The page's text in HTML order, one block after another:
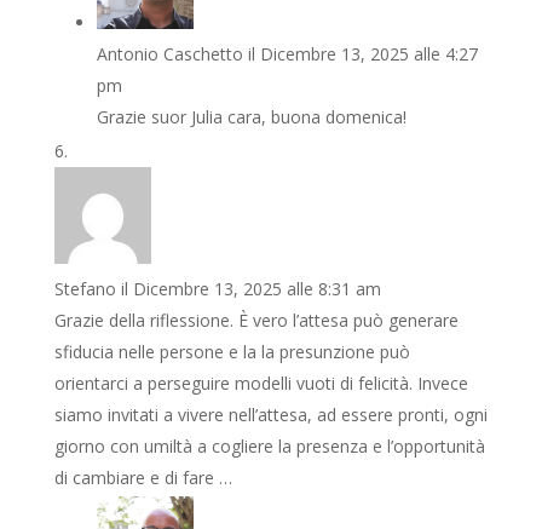
Antonio Caschetto il Dicembre 13, 2025 alle 4:27
pm
Grazie suor Julia cara, buona domenica!
Stefano il Dicembre 13, 2025 alle 8:31 am
Grazie della riflessione. È vero l’attesa può generare
sfiducia nelle persone e la la presunzione può
orientarci a perseguire modelli vuoti di felicità. Invece
siamo invitati a vivere nell’attesa, ad essere pronti, ogni
giorno con umiltà a cogliere la presenza e l’opportunità
di cambiare e di fare …